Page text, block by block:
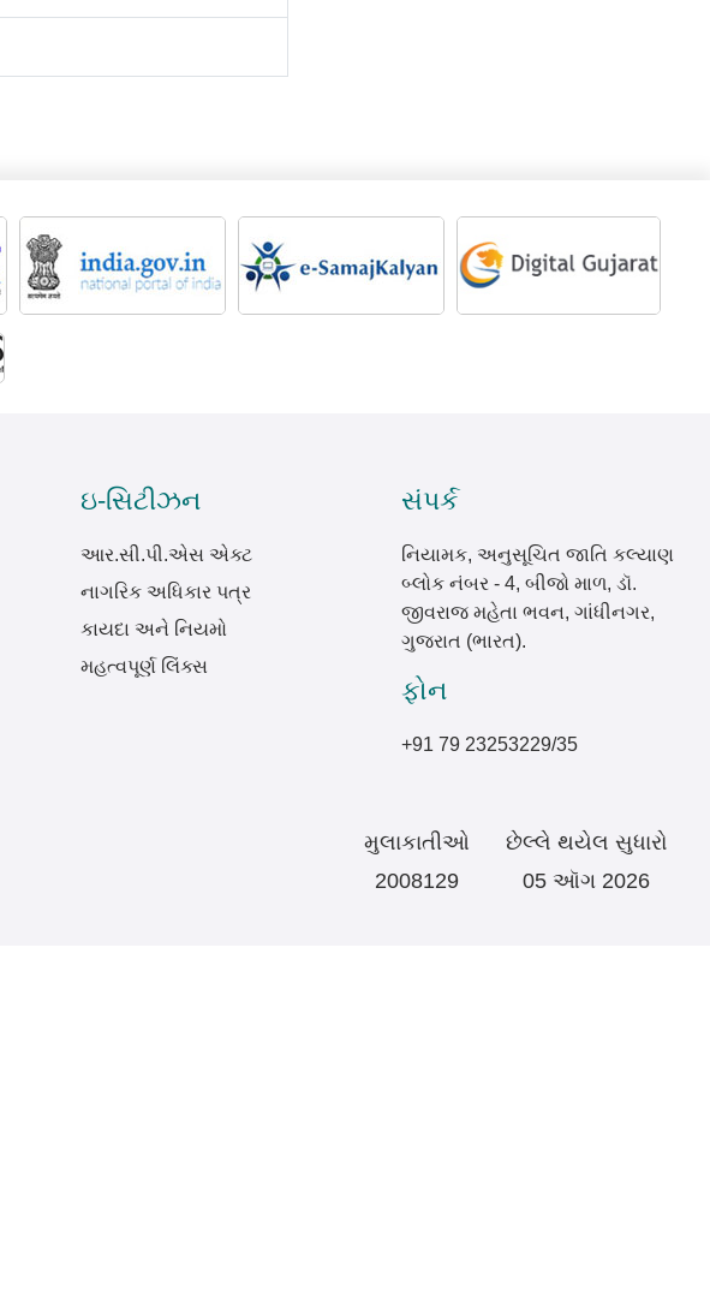
ઇ-સિટીઝન
આર.સી.પી.એસ એક્ટ
નાગરિક અધિકાર પત્ર
કાયદા અને નિયમો
મહત્વપૂર્ણ લિંક્સ
સંપર્ક
નિયામક, અનુસૂચિત જાતિ કલ્યાણ
બ્લોક નંબર - 4, બીજો માળ, ડૉ.
જીવરાજ મહેતા ભવન, ગાંધીનગર,
ગુજરાત (ભારત).
ફોન
+91 79 23253229/35
મુલાકાતીઓ
2008129
છેલ્લે થયેલ સુધારો
05 ઑગ 2026